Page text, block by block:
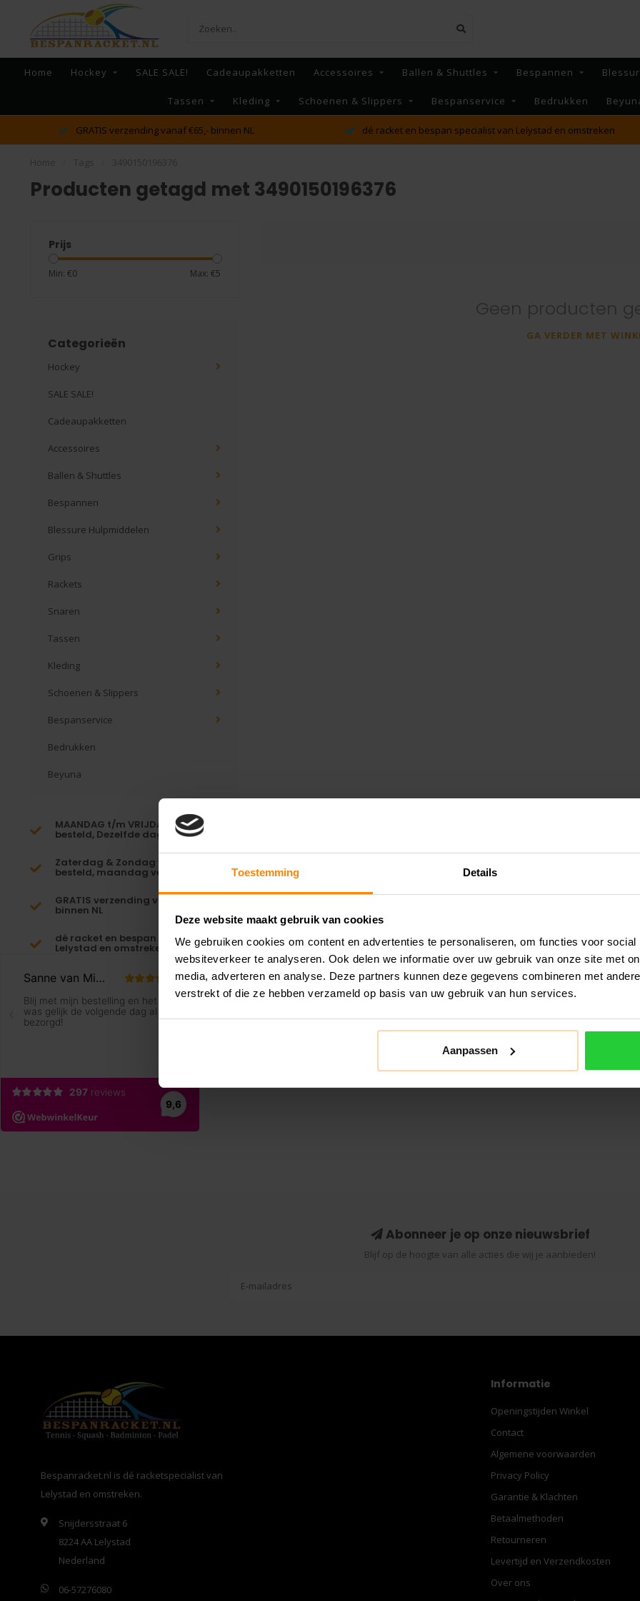
Toestemming Details
Deze website maakt gebruik van cookies
We gebruiken cookies om content en advertenties te personaliseren, om functies voor
websiteverkeer te analyseren. Ook delen we informatie over uw gebruik van onze site met
media, adverteren en analyse. Deze partners kunnen deze gegevens combineren met
verstrekt of die ze hebben verzameld op basis van uw gebruik van hun services.
Aanpassen
Home Hockey SALE SALE! Cadeaupakketten Accessoires Ballen & Shuttles Bespannen
Tassen Kleding Schoenen & Slippers Bespanservice Bedrukken
GRATIS verzending vanaf €65,- binnen NL dé racket en bespan specialist van Lelystad en omstreken
Producten getagd met 3490150196376
Prijs
Min: €0 Max: €5
Categorieën
Hockey
SALE SALE!
Cadeaupakketten
Accessoires
Ballen & Shuttles
Bespannen
Blessure Hulpmiddelen
Grips
Rackets
Snaren
Tassen
Kleding
Schoenen & Slippers
Bespanservice
Bedrukken
Beyuna
MAANDAG t/m VRIJDAG voor 16:00
besteld, Dezelfde dag verzonden!*
Zaterdag & Zondag voor 23:59
besteld, maandag verzonden!
GRATIS verzending vanaf €65,-
binnen NL
dé racket en bespan specialist van
Lelystad en omstreken
Geen producten
GA VERDER MET
Abonneer je op onze nieuwsbrief
Blijf op de hoogte van alle acties die wij je aanbieden!
Bespanracket.nl is dé racketspecialist van
Lelystad en omstreken.
Snijdersstraat 6
8224 AA Lelystad
Nederland
06-57276080
Informatie
Openingstijden Winkel
Contact
Algemene voorwaarden
Privacy Policy
Garantie & Klachten
Betaalmethoden
Retourneren
Levertijd en Verzendkosten
Over ons